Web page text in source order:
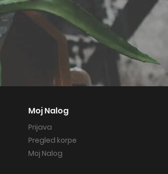
Moj Nalog
Prijava
Pregled korpe
Moj Nalog